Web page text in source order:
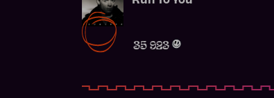
35 923